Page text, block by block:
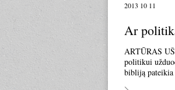
2013 10 11
Ar
ARTŪRAS
politikui
bibliją pateikia